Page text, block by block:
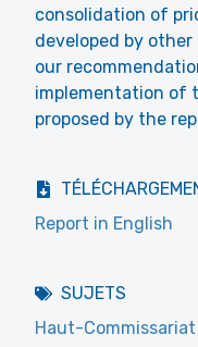
consolidation of
developed by other
our
implementation of
proposed by the
Report in English
SUJETS
Haut-